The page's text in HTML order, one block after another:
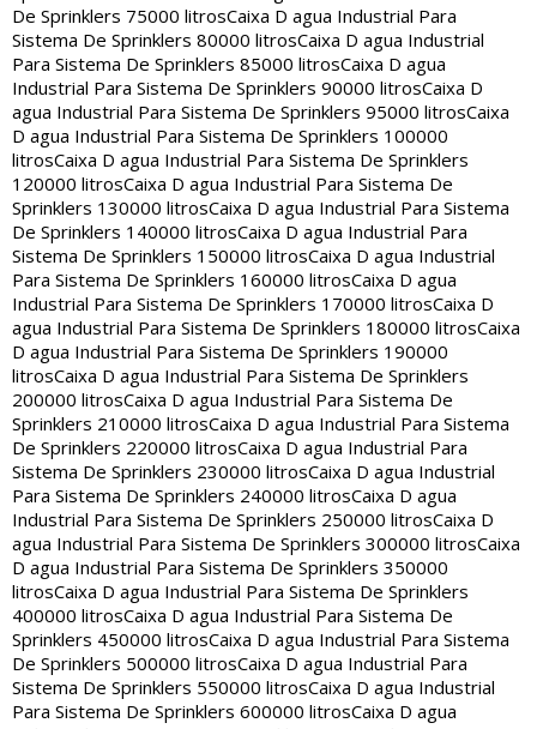
De Sprinklers 75000 litrosCaixa D agua Industrial Para
Sistema De Sprinklers 80000 litrosCaixa D agua Industrial
Para Sistema De Sprinklers 85000 litrosCaixa D agua
Industrial Para Sistema De Sprinklers 90000 litrosCaixa D
agua Industrial Para Sistema De Sprinklers 95000 litrosCaixa
D agua Industrial Para Sistema De Sprinklers 100000
litrosCaixa D agua Industrial Para Sistema De Sprinklers
120000 litrosCaixa D agua Industrial Para Sistema De
Sprinklers 130000 litrosCaixa D agua Industrial Para Sistema
De Sprinklers 140000 litrosCaixa D agua Industrial Para
Sistema De Sprinklers 150000 litrosCaixa D agua Industrial
Para Sistema De Sprinklers 160000 litrosCaixa D agua
Industrial Para Sistema De Sprinklers 170000 litrosCaixa D
agua Industrial Para Sistema De Sprinklers 180000 litrosCaixa
D agua Industrial Para Sistema De Sprinklers 190000
litrosCaixa D agua Industrial Para Sistema De Sprinklers
200000 litrosCaixa D agua Industrial Para Sistema De
Sprinklers 210000 litrosCaixa D agua Industrial Para Sistema
De Sprinklers 220000 litrosCaixa D agua Industrial Para
Sistema De Sprinklers 230000 litrosCaixa D agua Industrial
Para Sistema De Sprinklers 240000 litrosCaixa D agua
Industrial Para Sistema De Sprinklers 250000 litrosCaixa D
agua Industrial Para Sistema De Sprinklers 300000 litrosCaixa
D agua Industrial Para Sistema De Sprinklers 350000
litrosCaixa D agua Industrial Para Sistema De Sprinklers
400000 litrosCaixa D agua Industrial Para Sistema De
Sprinklers 450000 litrosCaixa D agua Industrial Para Sistema
De Sprinklers 500000 litrosCaixa D agua Industrial Para
Sistema De Sprinklers 550000 litrosCaixa D agua Industrial
Para Sistema De Sprinklers 600000 litrosCaixa D agua